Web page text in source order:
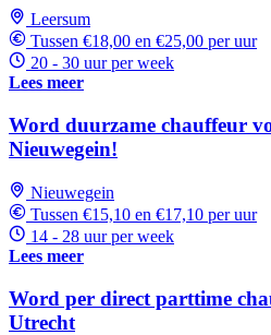
Leersum
Tussen €18,00 en €25,00 per uur
20 - 30 uur per week
Lees meer
Word duurzame chauffeur
Nieuwegein!
Nieuwegein
Tussen €15,10 en €17,10 per uur
14 - 28 uur per week
Lees meer
Word per direct parttime
Utrecht